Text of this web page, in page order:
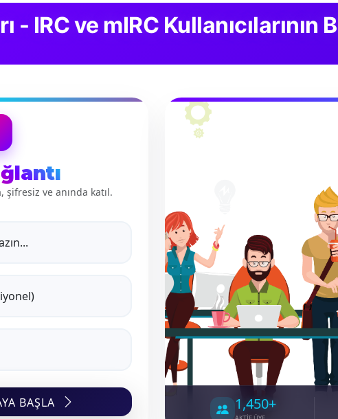
- IRC ve mIRC Kullanıcılarının
şifresiz ve anında katıl.
BAŞLA 1,450+